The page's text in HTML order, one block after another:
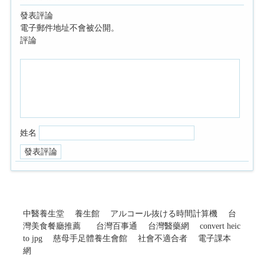
發表評論
電子郵件地址不會被公開。
評論
姓名
中醫養生堂 養生館 アルコール抜ける時間計算機
台
灣美食餐廳推薦
台灣百事通 台灣醫藥網
convert heic
to jpg
慈母手足體養生會館 社會不適合者
電子課本
網